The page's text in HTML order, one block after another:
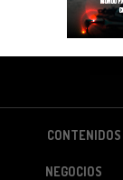
CONTENIDOS
NEGOCIOS